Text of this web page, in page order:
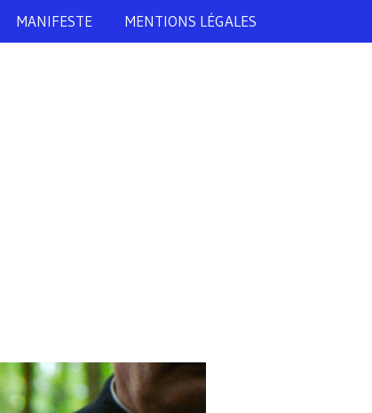
MANIFESTE MENTIONS LÉGALES